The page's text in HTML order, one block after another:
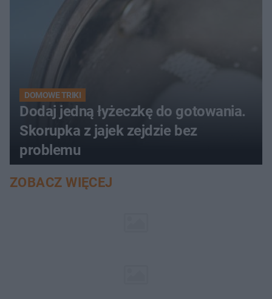
DOMOWE TRIKI
Dodaj jedną łyżeczkę do gotowania.
Skorupka z jajek zejdzie bez
problemu
ZOBACZ WIĘCEJ